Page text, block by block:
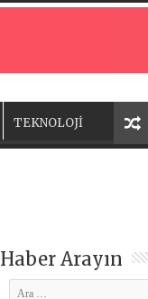
TEKNOLOJİ
Haber Arayın